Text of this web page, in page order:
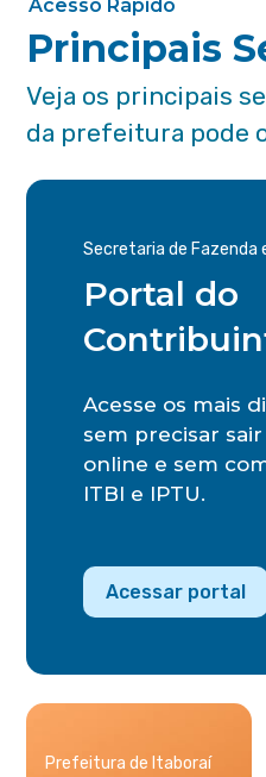
Acesso Rápido
Principais
Veja os principais
da prefeitura pode
Secretaria de Fazenda
Portal do
Acesse os mais
sem precisar
online e sem
ITBI e IPTU.
Acessar portal
Prefeitura de Itaboraí